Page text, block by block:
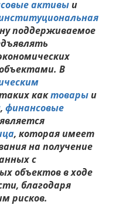
активы и
поддерживаемое
В
кактовары и
, финансовые
, которая имеет
на получение
с
объектов в ходе
благодаря
рисков.